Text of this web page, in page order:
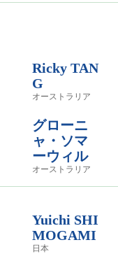
Ricky TAN
G
オーストラリア
グローニ
ャ・ソマ
ーウィル
オーストラリア
Yuichi SHI
MOGAMI
日本